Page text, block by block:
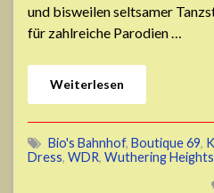
und bisweilen seltsamer
für zahlreiche Parodien …
Weiterlesen
Bio's Bahnhof, Boutique 69,
Dress, WDR, Wuthering Heights